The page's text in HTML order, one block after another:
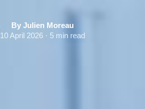
By Julien Moreau
10 April 2026 · 5 min read